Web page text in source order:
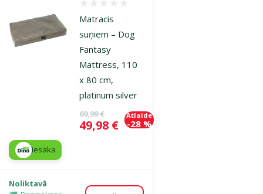
Matracis
suņiem – Dog
Fantasy
Mattress, 110
x 80 cm,
platinum silver
Oriģinālā cena
69,99 €
Cena
49,98 €
Atlaide
-28 %
iesaka
Noliktavā